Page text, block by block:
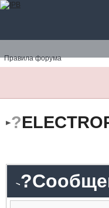
Правила форума
?